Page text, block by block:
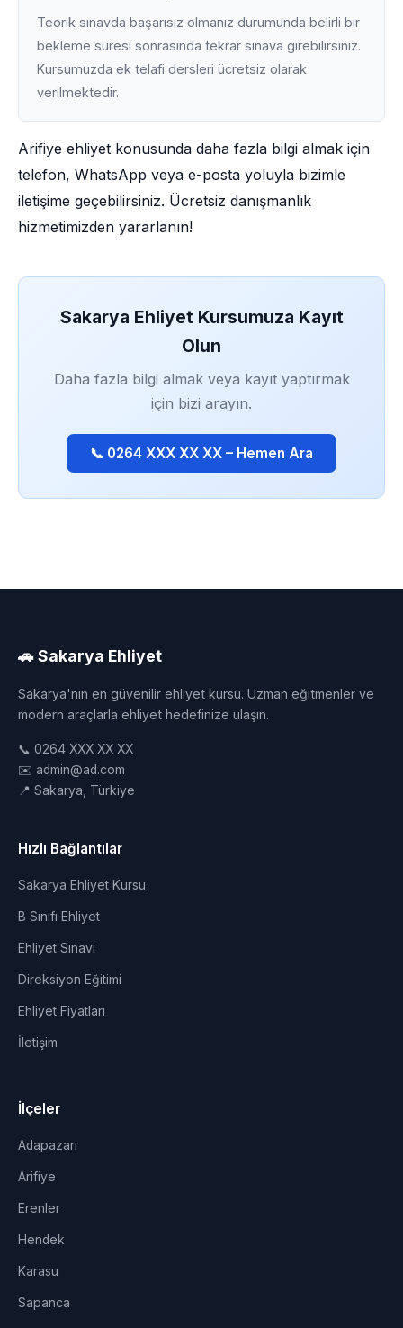
Teorik sınavda başarısız olmanız durumunda belirli bir
bekleme süresi sonrasında tekrar sınava girebilirsiniz.
Kursumuzda ek telafi dersleri ücretsiz olarak
verilmektedir.
Arifiye ehliyet konusunda daha fazla bilgi almak için
telefon, WhatsApp veya e-posta yoluyla bizimle
iletişime geçebilirsiniz. Ücretsiz danışmanlık
hizmetimizden yararlanın!
Sakarya Ehliyet Kursumuza Kayıt
Olun
Daha fazla bilgi almak veya kayıt yaptırmak
için bizi arayın.
📞 0264 XXX XX XX – Hemen Ara
🚗 Sakarya Ehliyet
Sakarya'nın en güvenilir ehliyet kursu. Uzman eğitmenler ve
modern araçlarla ehliyet hedefinize ulaşın.
📞 0264 XXX XX XX
✉️ admin@ad.com
📍 Sakarya, Türkiye
Hızlı Bağlantılar
Sakarya Ehliyet Kursu
B Sınıfı Ehliyet
Ehliyet Sınavı
Direksiyon Eğitimi
Ehliyet Fiyatları
İletişim
İlçeler
Adapazarı
Arifiye
Erenler
Hendek
Karasu
Sapanca